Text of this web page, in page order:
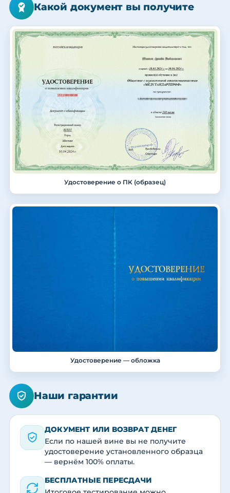
Какой документ вы получите
Удостоверение о ПК (образец)
Удостоверение — обложка
Наши гарантии
ДОКУМЕНТ ИЛИ ВОЗВРАТ ДЕНЕГ
Если по нашей вине вы не получите
удостоверение установленного образца
— вернём 100% оплаты.
БЕСПЛАТНЫЕ ПЕРЕСДАЧИ